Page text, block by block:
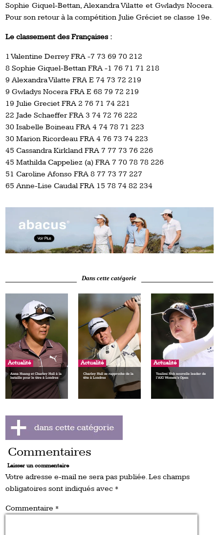
Sophie Giquel-Bettan, Alexandra Vilatte et Gwladys Nocera.
Pour son retour à la compétition Julie Gréciet se classe 19e.
Le classement des Françaises :
1 Valentine Derrey FRA -7 73 69 70 212
8 Sophie Giquel-Bettan FRA -1 76 71 71 218
9 Alexandra Vilatte FRA E 74 73 72 219
9 Gwladys Nocera FRA E 68 79 72 219
19 Julie Greciet FRA 2 76 71 74 221
22 Jade Schaeffer FRA 3 74 72 76 222
30 Isabelle Boineau FRA 4 74 78 71 223
30 Marion Ricordeau FRA 4 76 73 74 223
45 Cassandra Kirkland FRA 7 77 73 76 226
45 Mathilda Cappeliez (a) FRA 7 70 78 78 226
51 Caroline Afonso FRA 8 77 73 77 227
65 Anne-Lise Caudal FRA 15 78 74 82 234
Dans cette catégorie
Actualité
Anna Huang et Charley Hull à la
bataille pour le titre à Londres
Actualité
Charley Hull se rapproche de la
tête à Londres
Actualité
Yealimi Noh nouvelle leader de
l’AIG Women’s Open
Commentaires
Laisser un commentaire
Votre adresse e-mail ne sera pas publiée.Les champs
obligatoires sont indiqués avec *
Commentaire *